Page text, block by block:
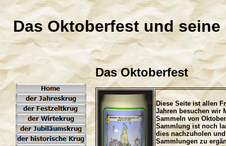
Das Oktoberfest und seine
Das Oktoberfest
Diese Seite ist allen
Jahren besuchen wir
Sammeln von
Sammlung ist noch
dies nachzuholen
Sammlungen zu